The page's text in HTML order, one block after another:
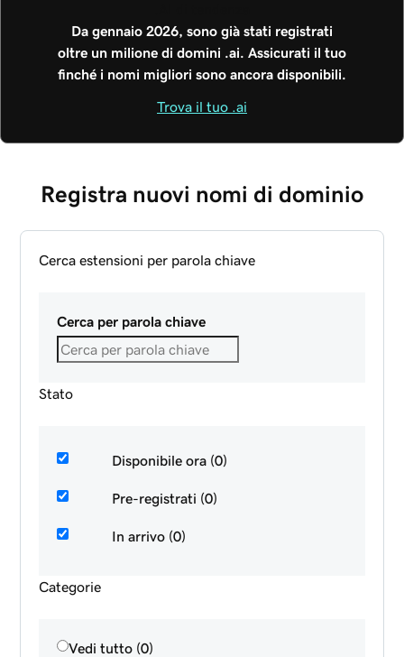
Da gennaio 2026, sono già stati registrati
oltre un milione di domini .ai. Assicurati il tuo
finché i nomi migliori sono ancora disponibili.
Trova il tuo .ai
Registra nuovi nomi di dominio
Cerca estensioni per parola chiave
Cerca per parola chiave
Stato
Disponibile ora (0)
Pre-registrati (0)
In arrivo (0)
Categorie
Vedi tutto (0)